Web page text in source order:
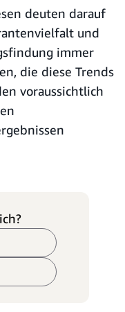
deuten darauf
und
immer
die diese Trends
voraussichtlich